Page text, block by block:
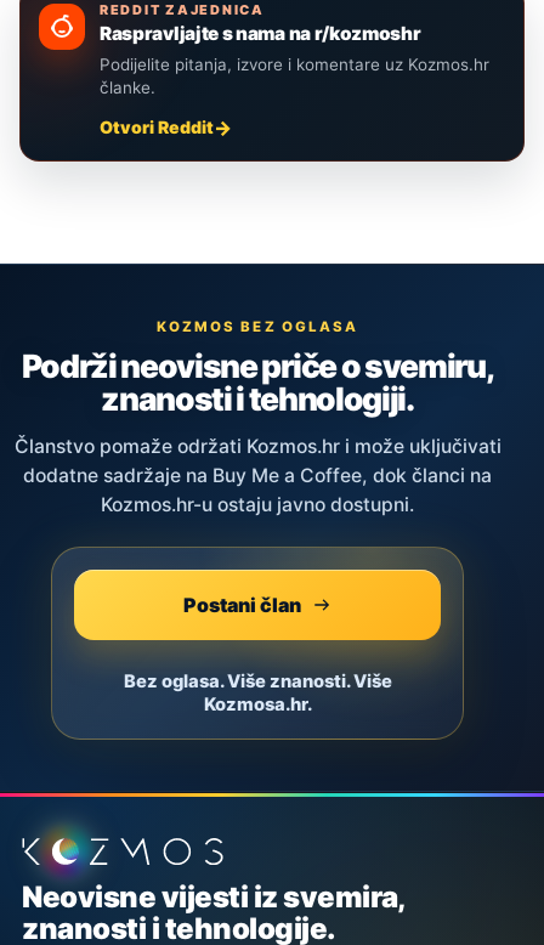
REDDIT ZAJEDNICA
Raspravljajte s nama na r/kozmoshr
Podijelite pitanja, izvore i komentare uz Kozmos.hr
članke.
Otvori Reddit
KOZMOS BEZ OGLASA
Podrži neovisne priče o svemiru,
znanosti i tehnologiji.
Članstvo pomaže održati Kozmos.hr i može uključivati
dodatne sadržaje na Buy Me a Coffee, dok članci na
Kozmos.hr-u ostaju javno dostupni.
Postani član
Bez oglasa. Više znanosti. Više
Kozmosa.hr.
Podnožje stranice
Neovisne vijesti iz svemira,
znanosti i tehnologije.